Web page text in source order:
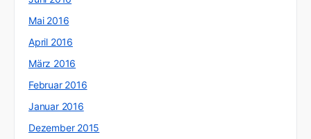
Mai 2016
April 2016
März 2016
Februar 2016
Januar 2016
Dezember 2015